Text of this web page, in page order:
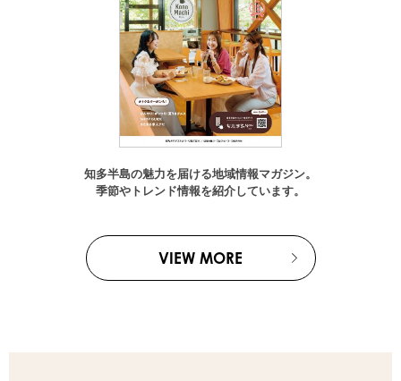
知多半島の魅力を届ける地域情報マガジン。
季節やトレンド情報を紹介しています。
VIEW MORE